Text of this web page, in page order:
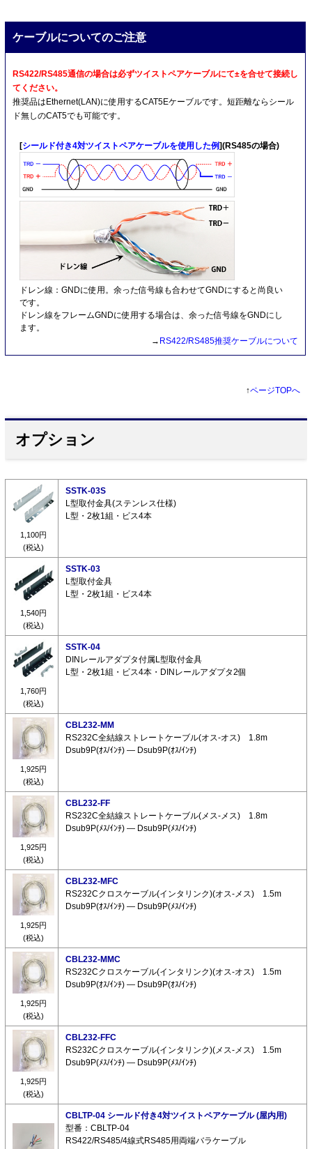
ケーブルについてのご注意
RS422/RS485通信の場合は必ずツイストペアケーブルにて±を合せて接続し
てください。
推奨品はEthernet(LAN)に使用するCAT5Eケーブルです。短距離ならシール
ド無しのCAT5でも可能です。
[シールド付き4対ツイストペアケーブルを使用した例](RS485の場合)
ドレン線：GNDに使用。余った信号線も合わせてGNDにすると尚良い
です。
ドレン線をフレームGNDに使用する場合は、余った信号線をGNDにし
ます。
→ RS422/RS485推奨ケーブルについて
↑ページTOPへ
オプション
1,100円
(税込)
SSTK-03S
L型取付金具(ステンレス仕様)
L型・2枚1組・ビス4本
1,540円
(税込)
SSTK-03
L型取付金具
L型・2枚1組・ビス4本
1,760円
(税込)
SSTK-04
DINレールアダプタ付属L型取付金具
L型・2枚1組・ビス4本・DINレールアダプタ2個
1,925円
(税込)
CBL232-MM
RS232C全結線ストレートケーブル(オス-オス) 1.8m
Dsub9P(ｵｽ/ｲﾝﾁ) ― Dsub9P(ｵｽ/ｲﾝﾁ)
1,925円
(税込)
CBL232-FF
RS232C全結線ストレートケーブル(メス-メス) 1.8m
Dsub9P(ﾒｽ/ｲﾝﾁ) ― Dsub9P(ﾒｽ/ｲﾝﾁ)
1,925円
(税込)
CBL232-MFC
RS232Cクロスケーブル(インタリンク)(オス-メス) 1.5m
Dsub9P(ｵｽ/ｲﾝﾁ) ― Dsub9P(ﾒｽ/ｲﾝﾁ)
1,925円
(税込)
CBL232-MMC
RS232Cクロスケーブル(インタリンク)(オス-オス) 1.5m
Dsub9P(ｵｽ/ｲﾝﾁ) ― Dsub9P(ｵｽ/ｲﾝﾁ)
1,925円
(税込)
CBL232-FFC
RS232Cクロスケーブル(インタリンク)(メス-メス) 1.5m
Dsub9P(ﾒｽ/ｲﾝﾁ) ― Dsub9P(ﾒｽ/ｲﾝﾁ)
CBLTP-04 シールド付き4対ツイストペアケーブル (屋内用)
型番：CBLTP-04
RS422/RS485/4線式RS485用両端バラケーブル